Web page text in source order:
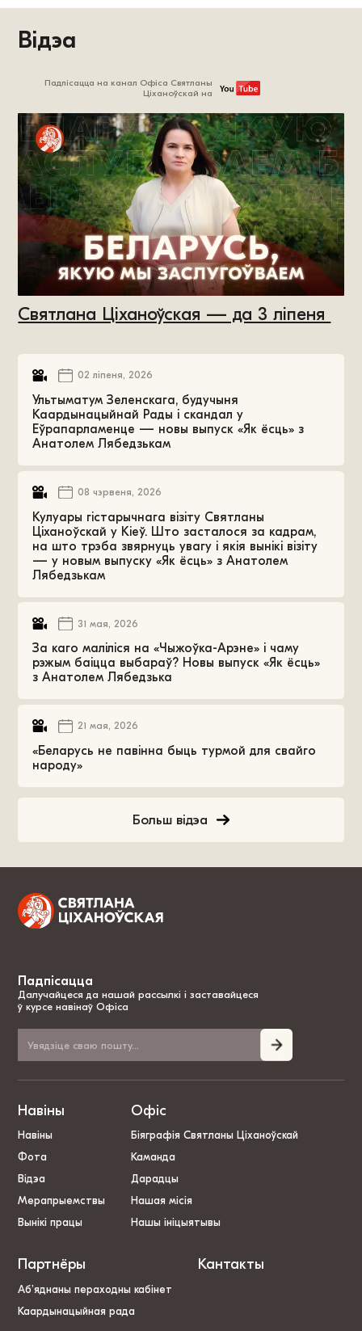
Відэа
Падпісацца на канал Офіса Святланы
Ціханоўскай на
Святлана Ціханоўская — да 3 ліпеня
02 ліпеня, 2026
Ультыматум Зеленскага, будучыня
Каардынацыйнай Рады і скандал у
Еўрапарламенце — новы выпуск «Як ёсць» з
Анатолем Лябедзькам
08 чэрвеня, 2026
Кулуары гістарычнага візіту Святланы
Ціханоўскай у Кіеў. Што засталося за кадрам,
на што трэба звярнуць увагу і якія вынікі візіту
— у новым выпуску «Як ёсць» з Анатолем
Лябедзькам
31 мая, 2026
За каго маліліся на «Чыжоўка-Арэне» і чаму
рэжым баіцца выбараў? Новы выпуск «Як ёсць»
з Анатолем Лябедзька
21 мая, 2026
«Беларусь не павінна быць турмой для свайго
народу»
Больш відэа
Падпісацца
Далучайцеся да нашай рассылкі і заставайцеся
ў курсе навінаў Офіса
Навіны
Навіны
Фота
Відэа
Мерапрыемствы
Вынікі працы
Офіс
Біяграфія Святланы Ціханоўскай
Каманда
Дарадцы
Нашая місія
Нашы ініцыятывы
Партнёры
Аб’яднаны пераходны кабінет
Каардынацыйная рада
Кантакты